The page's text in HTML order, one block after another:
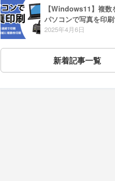
【Windows11】複数
パソコンで写真を印
2025年4月6日
新着記事一覧